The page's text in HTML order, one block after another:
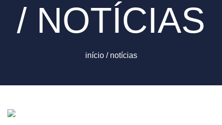
/ NOTÍCIAS
início / notícias